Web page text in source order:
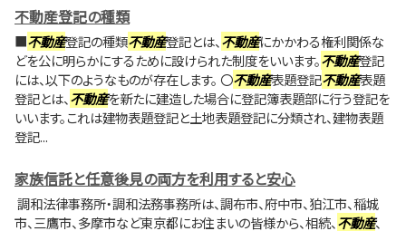
不動産登記の種類
■不動産登記の種類不動産登記とは、不動産にかかわる権利関係な
どを公に明らかにするために設けられた制度をいいます。不動産登記
には、以下のようなものが存在します。 〇不動産表題登記不動産表題
登記とは、不動産を新たに建造した場合に登記簿表題部に行う登記を
いいます。これは建物表題登記と土地表題登記に分類され、建物表題
登記...
家族信託と任意後見の両方を利用すると安心
調和法律事務所・調和法務事務所は、調布市、府中市、狛江市、稲城
市、三鷹市、多摩市など東京都にお住まいの皆様から、相続、不動産、